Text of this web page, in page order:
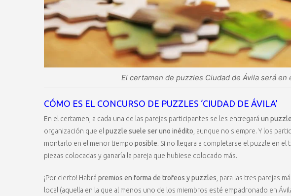
El certamen de puzzles Ciudad de Ávila será en
CÓMO ES EL CONCURSO DE PUZZLES ‘CIUDAD DE ÁVILA’
En el certamen, a cada una de las parejas participantes se les entregará un
organización que el puzzle suele ser uno inédito , aunque no siempre. Y los
montarlo en el menor tiempo posible. Si no llegara a completarse el puzzle en
piezas colocadas y ganaría la pareja que hubiese colocado más.
¡Por cierto! Habrá premios en forma de trofeos y puzzles , para las tres parejas
local (aquella en la que al menos uno de los miembros esté empadronado en